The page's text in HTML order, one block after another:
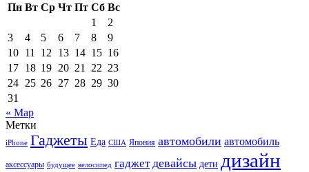
Пн Вт Ср Чт Пт Сб Вс
1
2
3
4 5 6 7 8
9
10 11 12 13 14 15 16
17 18 19 20 21 22 23
24 25 26 27 28 29 30
31
« Мар
Метки
iPhone Гаджеты Еда США Япония автомобили автомобиль
аксессуары будущее велосипед гаджет девайсы дети дизайн